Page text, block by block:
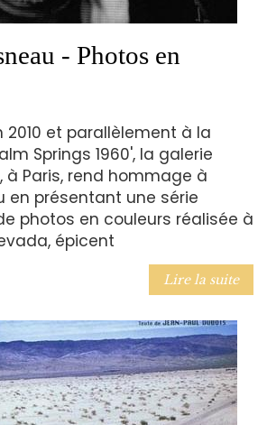
- Photos en
2010 et parallèlement à la
Springs 1960', la galerie
à Paris, rend hommage à
en présentant une série
photos en couleurs réalisée à
épicent
Lire la suite